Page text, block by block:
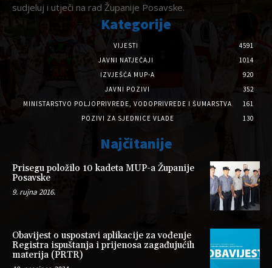
sudjeluj i utječi na rad Županije Posavske.
Kategorije
VIJESTI
4591
JAVNI NATJEČAJI
1014
IZVJEŠĆA MUP-A
920
JAVNI POZIVI
352
MINISTARSTVO POLJOPRIVREDE, VODOPRIVREDE I ŠUMARSTVA
161
POZIVI ZA SJEDNICE VLADE
130
Najčitanije
Prisegu položilo 10 kadeta MUP-a Županije
Posavske
9. rujna 2016.
Obavijest o uspostavi aplikacije za vođenje
Registra ispuštanja i prijenosa zagađujućih
materija (PRTR)